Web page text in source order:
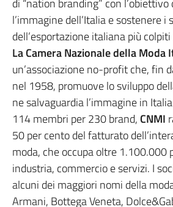
di “nation branding” con
l’immagine dell’Italia e sostenere i
dell’esportazione italiana più
La Camera Nazionale della Moda
un’associazione no-profit che, fin
nel 1958, promuove lo sviluppo
ne salvaguardia l’immagine in
114 membri per 230 brand, CNMI
50 per cento del fatturato
moda, che occupa oltre 1.100.000
industria, commercio e servizi. I
alcuni dei maggiori nomi della
Armani, Bottega Veneta,